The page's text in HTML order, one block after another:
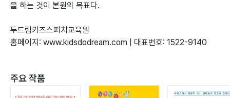
을 하는 것이 본원의 목표다.
두드림키즈스피치교육원
홈페이지: www.kidsdodream.com | 대표번호: 1522-9140
주요 작품